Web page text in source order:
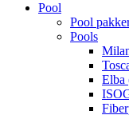
Pool
Pool
Pools
Elba